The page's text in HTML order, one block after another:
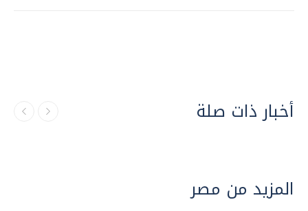
أخبار ذات صلة
المزيد من مصر